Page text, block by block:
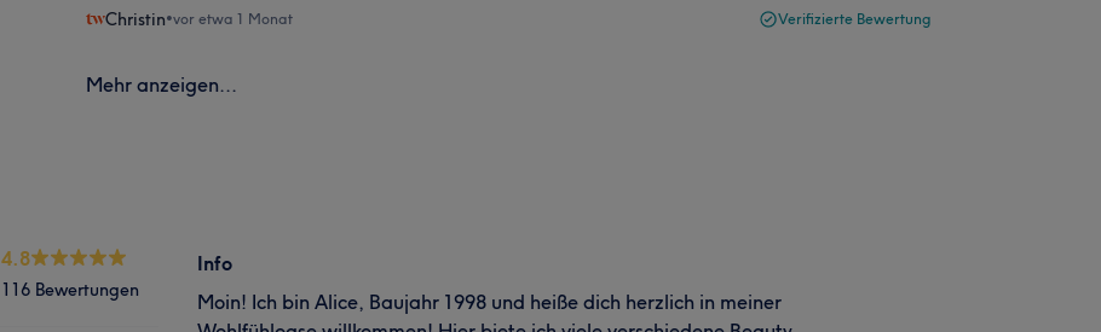
Christin•vor etwa 1 Monat Verifizierte Bewertung
Mehr anzeigen...
4.8
116 Bewertungen
Info
Moin! Ich bin Alice, Baujahr 1998 und heiße dich herzlich in meiner